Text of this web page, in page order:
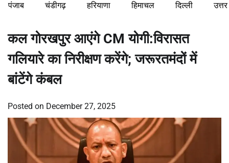
पंजाब चंडीगढ़ हरियाणा हिमाचल दिल्ली
कल गोरखपुर आएंगे CM योगी:विरासत
गलियारे का निरीक्षण करेंगे; जरूरतमंदों में
बांटेंगे कंबल
Posted on December 27, 2025